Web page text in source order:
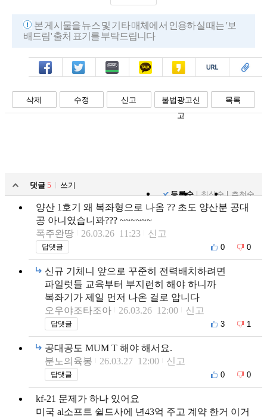
본 게시물을 뉴스 및 기타 매체에서 인용하실 때는 '보
배드림' 출처 표기를 부탁드립니다
페북 트윗 밴드 카톡 카스 복사 스크랩
삭제 수정 신고
불법광고신
고
목록
댓글 5
쓰기
등록순
최신순 추천순
양산 1호기 왜 복좌형으로 나옴 ?? 초도 양산분 공대
공 아니였습니꽈??? ~~~~~~
폭주완땅
26.03.26 11:23 신고
답댓글 0 0
신규 기체니 앞으로 꾸준히 전력배치하려면
파일럿들 교육부터 부지런히 해야 하니까
복좌기가 제일 먼저 나온 걸로 압니다
오우야조타조아
26.03.26 12:00 신고
답댓글 3 1
공대공도 MUM T 해야 해서요.
분노의육봉
26.03.27 12:00 신고
답댓글 0 0
kf-21 문제가 하나 있어요
미국 al소프트 쉴드사에 년43억 주고 계약 한거 이거